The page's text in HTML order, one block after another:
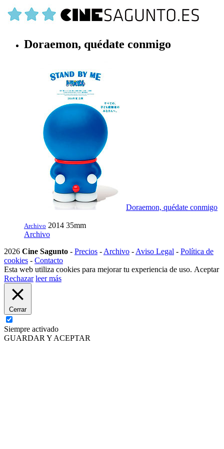
Doraemon, quédate conmigo
Doraemon, quédate conmigo
Archivo 2014 35mm
Archivo
2026 Cine Sagunto - Precios - Archivo - Aviso Legal - Política de
cookies - Contacto
Esta web utiliza cookies para mejorar tu experiencia de uso. Aceptar
Rechazar leer más
Cerrar
Siempre activado
GUARDAR Y ACEPTAR